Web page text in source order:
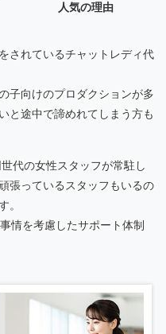
人気の理由
されているチャットレディ代
子向けのプロダクションが多
と途中で諦めれてしまう方も
代の女性スタッフが常駐し
張っているスタッフもいるの
。
情を考慮したサポート体制